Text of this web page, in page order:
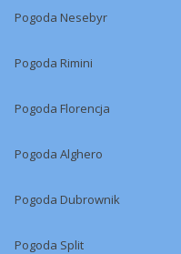
Pogoda Nesebyr
Pogoda Rimini
Pogoda Florencja
Pogoda Alghero
Pogoda Dubrownik
Pogoda Split